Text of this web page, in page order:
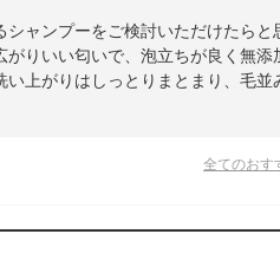
ャンプーをご検討いただけたらと
りいい匂いで、泡立ちが良く無添
上がりはしっとりまとまり、毛並
全てのおす